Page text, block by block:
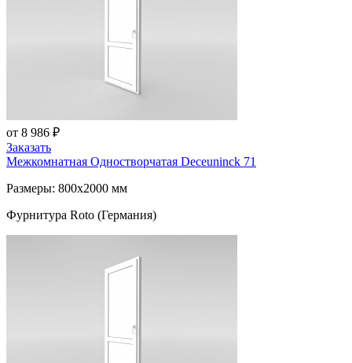
от 8 986 ₽
Заказать
Межкомнатная Одностворчатая Deceuninck 71
Размеры: 800x2000 мм
Фурнитура Roto (Германия)